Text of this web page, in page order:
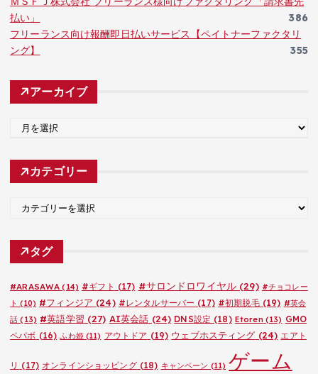
払い」
386
フリーランス向け報酬即日払いサービス【ペイトナーファクタリ
ング】
355
アーカイブ
カ
カテゴリー
ゴ
タグ
#ARASAWA (14) #ギフト (17) #サロンドロワイヤル(29) #チョコレー
ト (10) #フィンジア (24) #レンタルサーバー (17) #初期脱毛(19) #英会
話 (13) #英語学習 (27) AI英会話 (24) DNS設定 (18) Etoren(13) GMO
ペパボ (16) ふわ姫(11) アウトドア (19) ウェブホスティング (24) エアト
リ (17) オンラインショッピング(18) キャンペーン (11) ゲーム